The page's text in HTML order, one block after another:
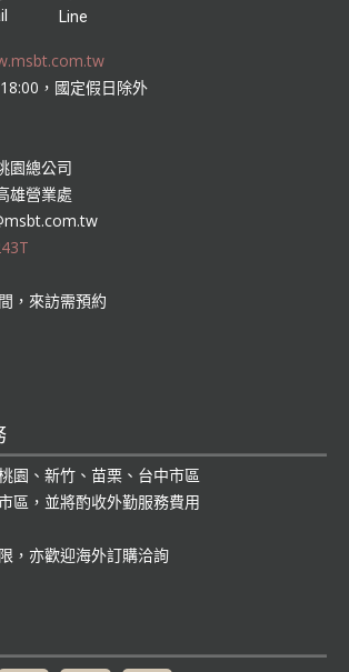
Line
，國定假日除外
園總公司
雄營業處
，來訪需預約
園、新竹、苗栗、台中市區
區，並將酌收外勤服務費用
，亦歡迎海外訂購洽詢